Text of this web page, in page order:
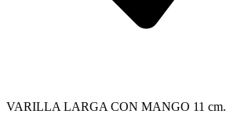
VARILLA LARGA CON MANGO 11 cm.